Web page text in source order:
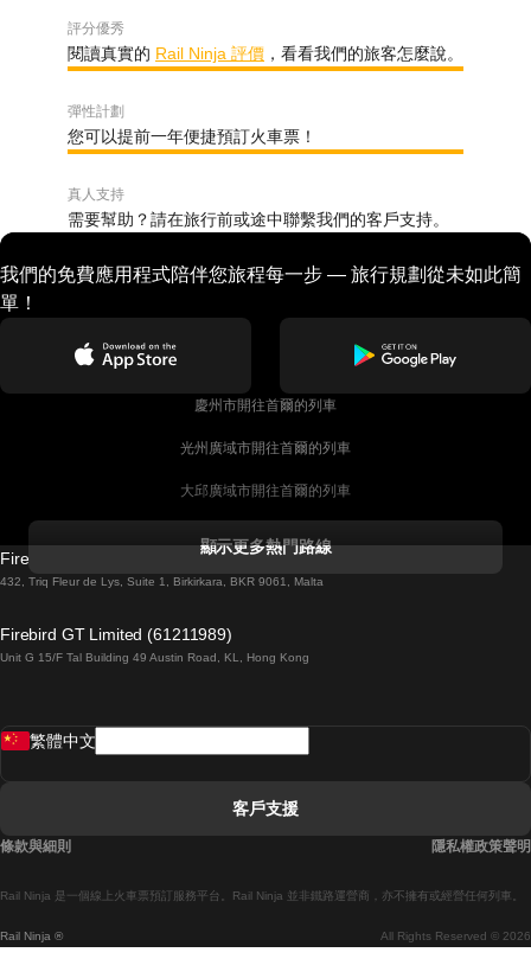
評分優秀
閱讀真實的 Rail Ninja 評價 ，看看我們的旅客怎麼說。
彈性計劃
您可以提前一年便捷預訂火車票！
真人支持
需要幫助？請在旅行前或途中聯繫我們的客戶支持。
我們的免費應用程式陪伴您旅程每一步 — 旅行規劃從未如此簡
單！
慶州市開往首爾的列車
光州廣域市開往首爾的列車
大邱廣域市開往首爾的列車
都柏林開往戈尔韦的列車
羅馬開往拿坡里的列車
顯示更多熱門路線
Firebird GT Limited (OC 1451)
432, Triq Fleur de Lys, Suite 1, Birkirkara, BKR 9061, Malta
Firebird GT Limited (61211989)
Unit G 15/F Tal Building 49 Austin Road, KL, Hong Kong
Rail Ninja ® All Rights Reserved © 2026
Rail Ninja 是一個線上火車票預訂服務平台。Rail Ninja 並非鐵路運營商，亦不擁有或經營任何列車。
繁體中文
客戶支援
條款與細則 隱私權政策聲明